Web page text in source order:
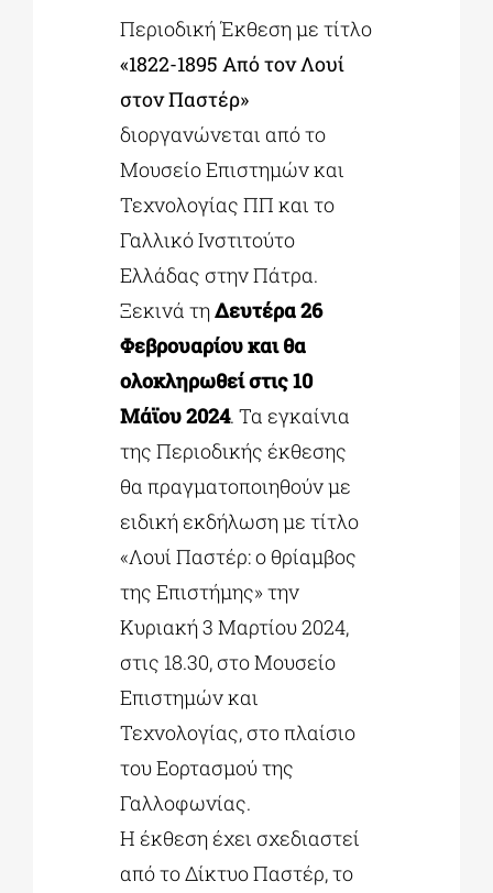
ΕΚΠΑΙΔΕΥΤΙΚΑ ΙΔΡΥΜΑΤΑ
ΠΟΛΙΤΙΣΤΙΚΟΙ ΦΟΡΕΙΣ
Περιοδική Έκθεση με τίτλο
«1822-1895 Από τον Λουί
στον Παστέρ»
διοργανώνεται από το
Μουσείο Επιστημών και
Τεχνολογίας ΠΠ και το
Γαλλικό Ινστιτούτο
Ελλάδας στην Πάτρα.
Ξεκινά τηΔευτέρα 26
Φεβρουαρίου και θα
ολοκληρωθεί στις 10
Μάϊου 2024. Τα εγκαίνια
της Περιοδικής έκθεσης
θα πραγματοποιηθούν με
ειδική εκδήλωση με τίτλο
«Λουί Παστέρ: ο θρίαμβος
της Επιστήμης» την
Κυριακή 3 Μαρτίου 2024,
στις 18.30, στο Μουσείο
Επιστημών και
Τεχνολογίας, στο πλαίσιο
του Εορτασμού της
Γαλλοφωνίας.
Η έκθεση έχει σχεδιαστεί
από το Δίκτυο Παστέρ, το